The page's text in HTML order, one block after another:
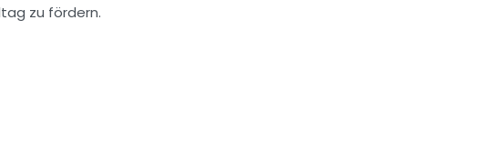
zu fördern.